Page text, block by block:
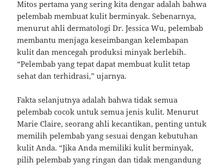
Mitos pertama yang sering kita dengar adalah bahwa
pelembab membuat kulit berminyak. Sebenarnya,
menurut ahli dermatologi Dr. Jessica Wu, pelembab
membantu menjaga keseimbangan kelembapan
kulit dan mencegah produksi minyak berlebih.
“Pelembab yang tepat dapat membuat kulit tetap
sehat dan terhidrasi,” ujarnya.
Fakta selanjutnya adalah bahwa tidak semua
pelembab cocok untuk semua jenis kulit. Menurut
Marie Claire, seorang ahli kecantikan, penting untuk
memilih pelembab yang sesuai dengan kebutuhan
kulit Anda. “Jika Anda memiliki kulit berminyak,
pilih pelembab yang ringan dan tidak mengandung